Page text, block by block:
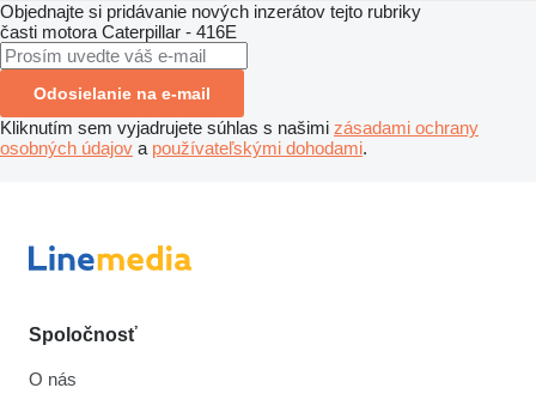
Objednajte si pridávanie nových inzerátov tejto rubriky
časti motora Caterpillar - 416E
Odosielanie na e-mail
Kliknutím sem vyjadrujete súhlas s našimi zásadami ochrany
osobných údajov a používateľskými dohodami.
Spoločnosť
O nás